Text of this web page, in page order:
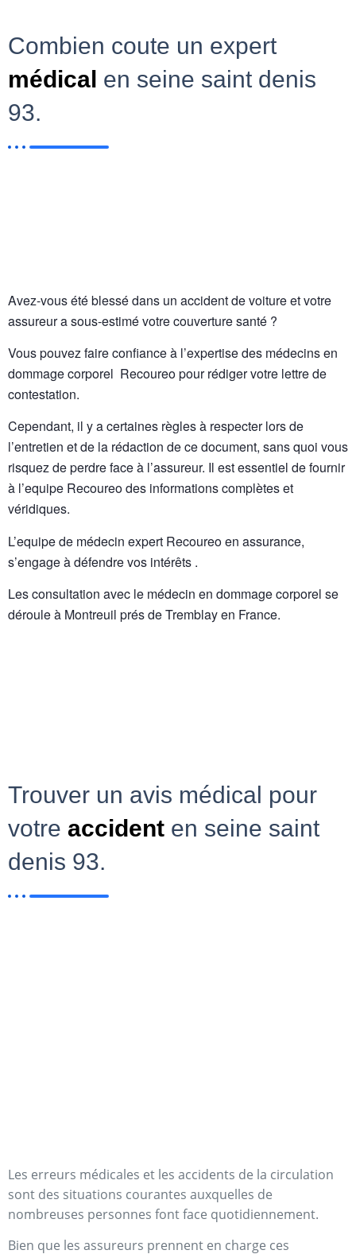
Combien coute un expert
médical en seine saint denis
93.
Avez-vousété blessé dans un accident de voiture et votre
assureur a sous-estimé votre couverture santé ?
Vous pouvez faire confiance à l’expertise des médecins en
dommage corporel Recoureo pour rédiger votre lettre de
contestation.
Cependant, il y a certaines règles à respecter lors de
l’entretien et de la rédaction de ce document, sans quoi vous
risquez de perdre face à l’assureur. Il est essentiel de fournir
à l’equipe Recoureo des informations complètes et
véridiques.
L’equipe de médecin expert Recoureo en assurance,
s’engage à défendre vos intérêts .
Les consultation avec le médecin en dommage corporel se
déroule à Montreuil prés de Tremblay en France.
Trouver un avis médical pour
votre accident en seine saint
denis 93.
Les erreurs médicales et les accidents de la circulation
sont des situations courantes auxquelles de
nombreuses personnes font face quotidiennement.
Bien que les assureurs prennent en charge ces